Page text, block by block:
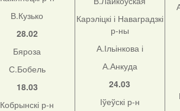
В.Кузько
28.02
Бяроза
С.Бобель
18.03
Кобрынскі р-н
Карэліцкі і Наваградзкі
р-ны
А.Ільінкова і
А.Анкуда
24.03
Іўеўскі р-н